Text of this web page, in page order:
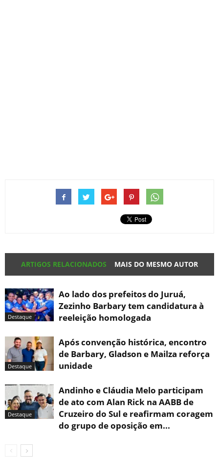
ARTIGOS RELACIONADOS MAIS DO MESMO AUTOR
Destaque
Ao lado dos prefeitos do Juruá,
Zezinho Barbary tem candidatura à
reeleição homologada
Destaque
Após convenção histórica, encontro
de Barbary, Gladson e Mailza reforça
unidade
Destaque
Andinho e Cláudia Melo participam
de ato com Alan Rick na AABB de
Cruzeiro do Sul e reafirmam coragem
do grupo de oposição em...